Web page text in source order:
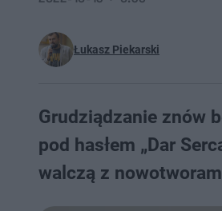
Łukasz Piekarski
Grudziądzanie znów
pod hasłem „Dar
walczą z